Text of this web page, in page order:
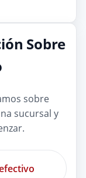
Sobre
sobre
sucursal y